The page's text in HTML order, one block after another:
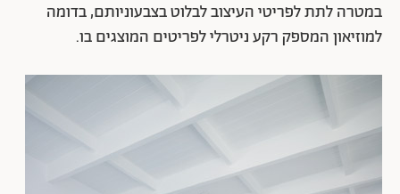
במטרה לתת לפריטי העיצוב לבלוט בצבעוניותם, בדומה
למוזיאון המספק רקע ניטרלי לפריטים המוצגים בו.